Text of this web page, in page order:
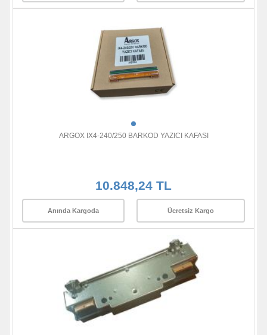
ARGOX IX4-240/250 BARKOD YAZICI KAFASI
10.848,24 TL
Anında Kargoda Ücretsiz Kargo